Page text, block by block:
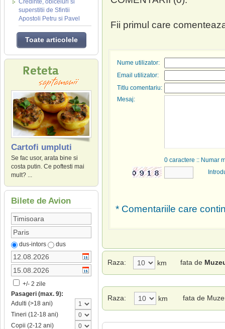
Credinte, obiceiuri si
superstitii de Sfintii
Apostoli Petru si Pavel
Toate articolele
Cartofi umpluti
Se fac usor, arata bine si
costa putin. Ce poftesti mai
mult? ...
Bilete de Avion
dus-intors dus
+/- 2 zile
Pasageri (max. 9):
Adulti (>18 ani)
Tineri (12-18 ani)
Copii (2-12 ani)
Fii primul care
Nume utilizator:
Email utilizator:
Titlu comentariu:
Mesaj:
0 caractere :: Numar
* Comentariile care
Raza: km fata de
Raza: km fata de